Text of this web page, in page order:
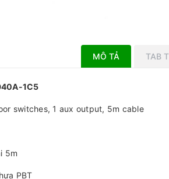
MÔ TẢ TAB
1C5
switches, 1 aux output, 5m cable
5m
PBT